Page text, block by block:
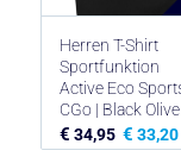
Herren T-Shirt
Sportfunktion
Active Eco
CGo | Black Olive
€ 34,95 € 33,20